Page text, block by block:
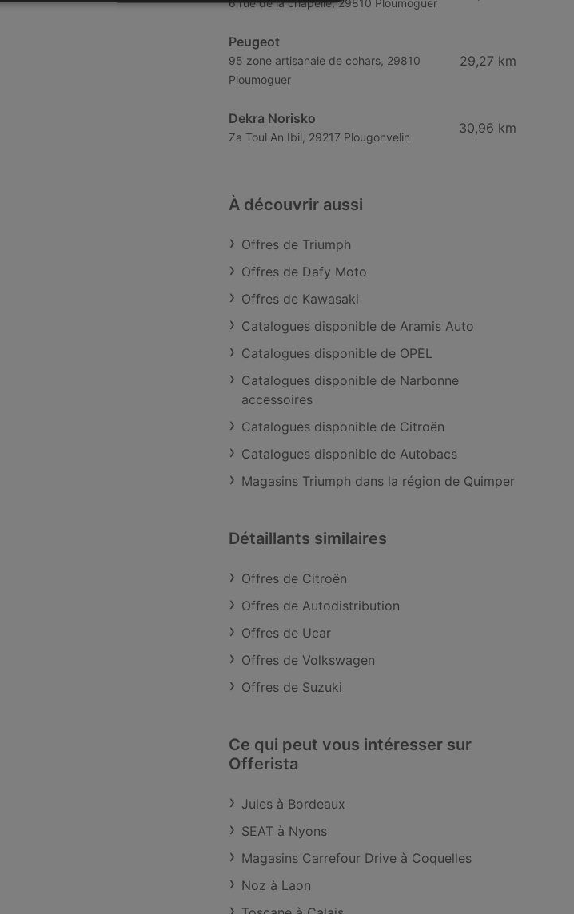
6 rue de la chapelle, 29810 Ploumoguer
Peugeot
95 zone artisanale de cohars, 29810
Ploumoguer
29,27 km
Dekra Norisko
Za Toul An Ibil, 29217 Plougonvelin
30,96 km
À découvrir aussi
Offres de Triumph
Offres de Dafy Moto
Offres de Kawasaki
Catalogues disponible de Aramis Auto
Catalogues disponible de OPEL
Catalogues disponible de Narbonne
accessoires
Catalogues disponible de Citroën
Catalogues disponible de Autobacs
Magasins Triumph dans la région de Quimper
Détaillants similaires
Offres de Citroën
Offres de Autodistribution
Offres de Ucar
Offres de Volkswagen
Offres de Suzuki
Ce qui peut vous intéresser sur
Offerista
Jules à Bordeaux
SEAT à Nyons
Magasins Carrefour Drive à Coquelles
Noz à Laon